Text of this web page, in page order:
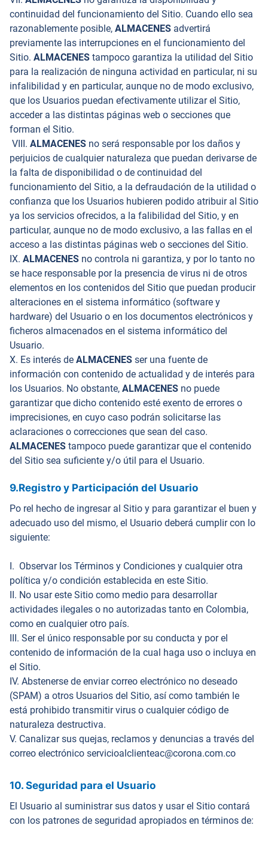
continuidad del funcionamiento del Sitio. Cuando ello sea
razonablemente posible, ALMACENES advertirá
previamente las interrupciones en el funcionamiento del
Sitio. ALMACENES tampoco garantiza la utilidad del Sitio
para la realización de ninguna actividad en particular, ni su
infalibilidad y en particular, aunque no de modo exclusivo,
que los Usuarios puedan efectivamente utilizar el Sitio,
acceder a las distintas páginas web o secciones que
forman el Sitio.
VIII. ALMACENES no será responsable por los daños y
perjuicios de cualquier naturaleza que puedan derivarse de
la falta de disponibilidad o de continuidad del
funcionamiento del Sitio, a la defraudación de la utilidad o
confianza que los Usuarios hubieren podido atribuir al Sitio
ya los servicios ofrecidos, a la falibilidad del Sitio, y en
particular, aunque no de modo exclusivo, a las fallas en el
acceso a las distintas páginas web o secciones del Sitio.
IX. ALMACENES no controla ni garantiza, y por lo tanto no
se hace responsable por la presencia de virus ni de otros
elementos en los contenidos del Sitio que puedan producir
alteraciones en el sistema informático (software y
hardware) del Usuario o en los documentos electrónicos y
ficheros almacenados en el sistema informático del
Usuario.
X. Es interés de ALMACENES ser una fuente de
información con contenido de actualidad y de interés para
los Usuarios. No obstante, ALMACENES no puede
garantizar que dicho contenido esté exento de errores o
imprecisiones, en cuyo caso podrán solicitarse las
aclaraciones o correcciones que sean del caso.
ALMACENES tampoco puede garantizar que el contenido
del Sitio sea suficiente y/o útil para el Usuario.
9.Registro y Participación del Usuario
Po rel hecho de ingresar al Sitio y para garantizar el buen y
adecuado uso del mismo, el Usuario deberá cumplir con lo
siguiente:
I. Observar los Términos y Condiciones y cualquier otra
política y/o condición establecida en este Sitio.
II. No usar este Sitio como medio para desarrollar
actividades ilegales o no autorizadas tanto en Colombia,
como en cualquier otro país.
III. Ser el único responsable por su conducta y por el
contenido de información de la cual haga uso o incluya en
el Sitio.
IV. Abstenerse de enviar correo electrónico no deseado
(SPAM) a otros Usuarios del Sitio, así como también le
está prohibido transmitir virus o cualquier código de
naturaleza destructiva.
V. Canalizar sus quejas, reclamos y denuncias a través del
correo electrónico servicioalclienteac@corona.com.co
10. Seguridad para el Usuario
El Usuario al suministrar sus datos y usar el Sitio contará
con los patrones de seguridad apropiados en términos de: